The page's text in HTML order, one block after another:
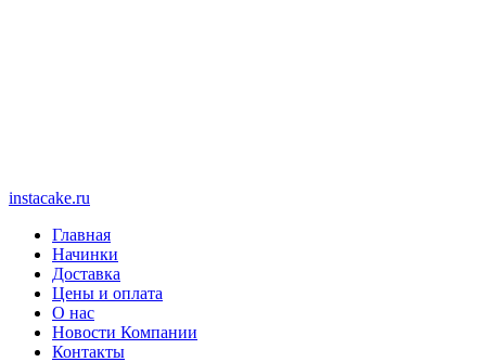
instacake.ru
Главная
Начинки
Доставка
Цены и оплата
О нас
Новости Компании
Контакты